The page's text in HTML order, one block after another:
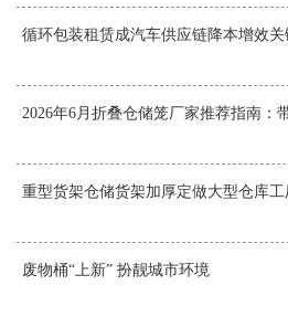
废物桶“上新” 扮靓城市环境